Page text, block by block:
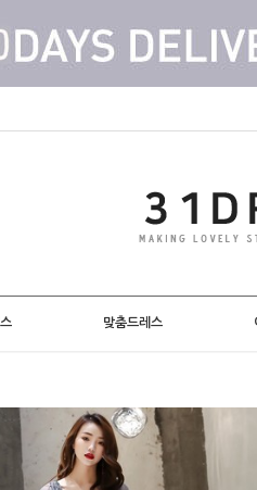
맞춤드레스